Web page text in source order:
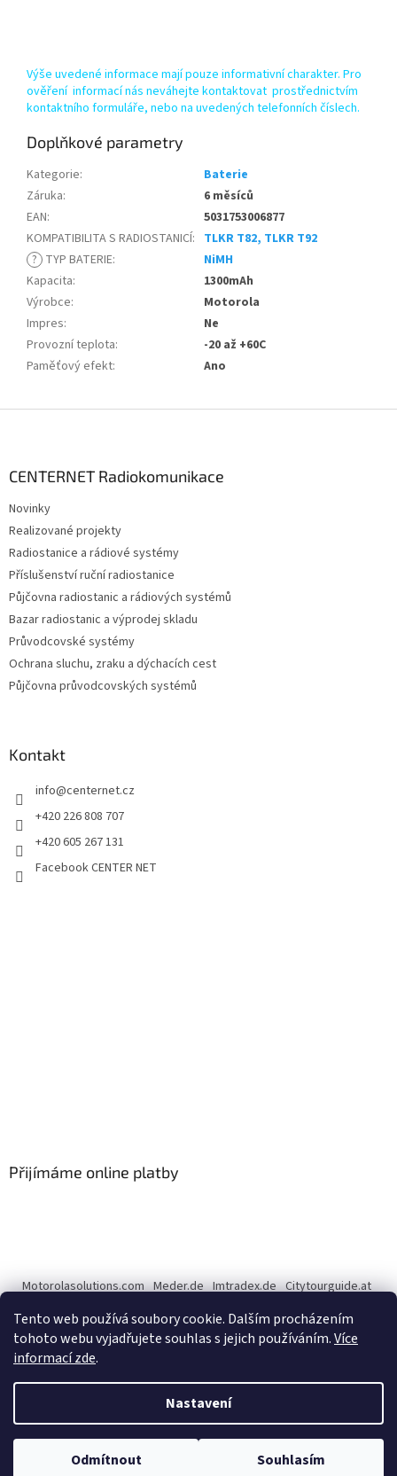
Tento web používá soubory cookie. Dalším procházením
tohoto webu vyjadřujete souhlas s jejich používáním.Více
informací zde.
Nastavení
Odmítnout Souhlasím
Výše uvedené informace mají pouze informativní charakter. Pro
ověření informací nás neváhejte kontaktovat prostřednictvím
kontaktního formuláře, nebo na uvedených telefonních číslech.
Doplňkové parametry
Kategorie:
Baterie
Záruka:
6 měsíců
EAN:
5031753006877
KOMPATIBILITA S RADIOSTANICÍ: TLKR T82, TLKR T92
? TYP BATERIE:
NiMH
Kapacita:
1300mAh
Výrobce:
Motorola
Impres:
Ne
Provozní teplota:
-20 až +60C
Paměťový efekt: Ano
CENTERNET Radiokomunikace
Novinky
Realizované projekty
Radiostanice a rádiové systémy
Příslušenství ruční radiostanice
Půjčovna radiostanic a rádiových systémů
Bazar radiostanic a výprodej skladu
Průvodcovské systémy
Ochrana sluchu, zraku a dýchacích cest
Půjčovna průvodcovských systémů
Kontakt
info@centernet.cz
+420 226 808 707
+420 605 267 131
Facebook CENTER NET
Přijímáme online platby
Motorolasolutions.com Meder.de Imtradex.de Citytourguide.at
Copyright 2026CENTERNET.cz. Všechna práva vyhrazena.Upravit